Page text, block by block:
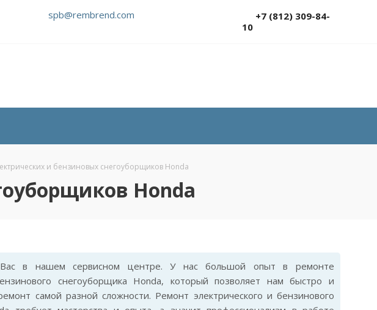
spb@rembrend.com
+7 (812) 309-84-
10
и бензиновых снегоуборщиков Honda
Honda
в нашем сервисном центре. У нас большой опыт в ремонте
снегоуборщика Honda, который позволяет нам быстро и
самой разной сложности. Ремонт электрического и бензинового